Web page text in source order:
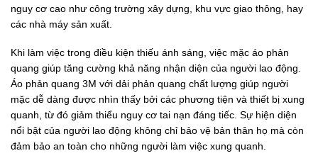
nguy cơ cao như công trường xây dựng, khu vực giao thông, hay
các nhà máy sản xuất.
Khi làm việc trong điều kiện thiếu ánh sáng, việc mặc áo phản
quang giúp tăng cường khả năng nhận diện của người lao động.
Áo phản quang 3M với dải phản quang chất lượng giúp người
mặc dễ dàng được nhìn thấy bởi các phương tiện và thiết bị xung
quanh, từ đó giảm thiểu nguy cơ tai nạn đáng tiếc. Sự hiện diện
nổi bật của người lao động không chỉ bảo vệ bản thân họ mà còn
đảm bảo an toàn cho những người làm việc xung quanh.